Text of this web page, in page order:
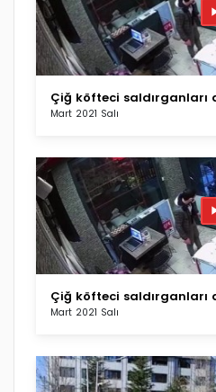
Çiğ köfteci saldırganları
Mart 2021 Salı
Çiğ köfteci saldırganları
Mart 2021 Salı